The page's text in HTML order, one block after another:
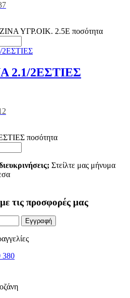
ΥΓΡ.ΟΙΚ. 2.5E ποσότητα
2.1/2ΕΣΤΙΕΣ
ποσότητα
Στείλτε μας μήνυμα
τις προσφορές μας
Εγγραφή
380